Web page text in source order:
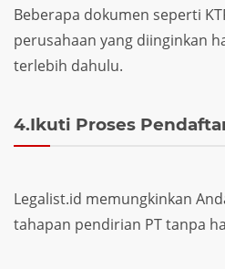
Beberapa dokumen seperti
perusahaan yang diinginkan
terlebih dahulu.
4.Ikuti Proses
Legalist.id memungkinkan
tahapan pendirian PT tanpa